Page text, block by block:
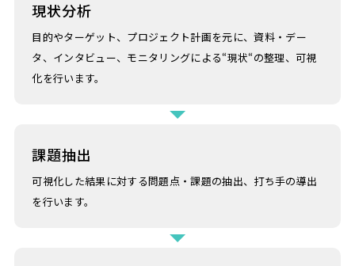
現状分析
目的やターゲット、プロジェクト計画を元に、資料・デー
タ、インタビュー、モニタリングによる“現状“の整理、可視
化を行います。
課題抽出
可視化した結果に対する問題点・課題の抽出、打ち手の導出
を行います。